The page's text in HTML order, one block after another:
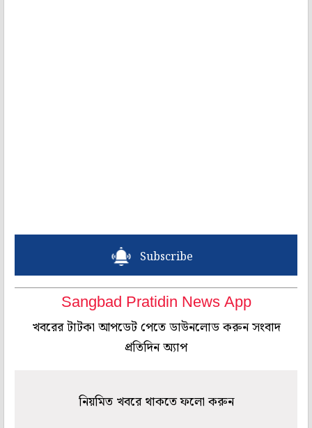
Subscribe
Sangbad Pratidin News App
খবরের টাটকা আপডেট পেতে ডাউনলোড করুন সংবাদ
প্রতিদিন অ্যাপ
নিয়মিত খবরে থাকতে ফলো করুন